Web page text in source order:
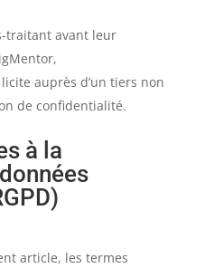
traitant avant leur
auprès d’un tiers non
de confidentialité.
à la
article, les termes